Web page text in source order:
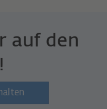
auf den